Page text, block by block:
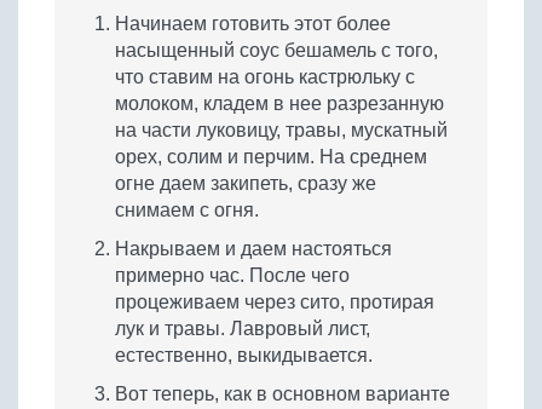
Начинаем готовить этот более
насыщенный соус бешамель с того,
что ставим на огонь кастрюльку с
молоком, кладем в нее разрезанную
на части луковицу, травы, мускатный
орех, солим и перчим. На среднем
огне даем закипеть, сразу же
снимаем с огня.
Накрываем и даем настояться
примерно час. После чего
процеживаем через сито, протирая
лук и травы. Лавровый лист,
естественно, выкидывается.
Вот теперь, как в основном варианте